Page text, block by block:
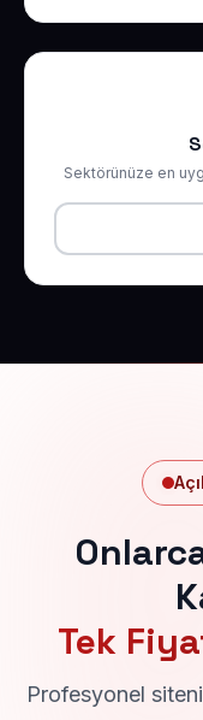
Sektörünüze en
Tek
Profesyonel